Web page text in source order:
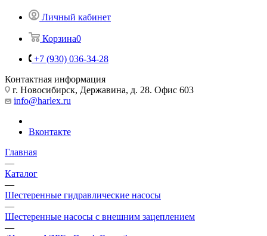
Личный кабинет
Корзина0
+7 (930) 036-34-28
Контактная информация
г. Новосибирск, Державина, д. 28. Офис 603
info@harlex.ru
Вконтакте
Главная
—
Каталог
—
Шестеренные гидравлические насосы
—
Шестеренные насосы с внешним зацеплением
—